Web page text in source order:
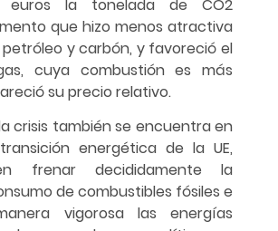
la tonelada de CO2
que hizo menos atractiva
y carbón, y favoreció el
cuya combustión es más
su precio relativo.
crisis también se encuentra en
energética de la UE,
frenar decididamente la
de combustibles fósiles e
vigorosa las energías